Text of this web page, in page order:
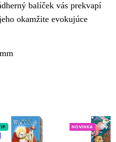
balíček vás prekvapí
okamžite evokujúce
NOVINKA